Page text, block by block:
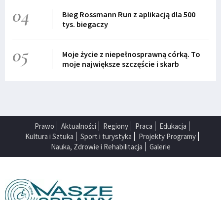
04
Bieg Rossmann Run z aplikacją dla 500
tys. biegaczy
05
Moje życie z niepełnosprawną córką. To
moje największe szczęście i skarb
Prawo Aktualności Regiony Praca
Edukacja
Kultura i Sztuka
Sport i turystyka
Projekty Programy
Nauka, Zdrowie i Rehabilitacja
Galerie